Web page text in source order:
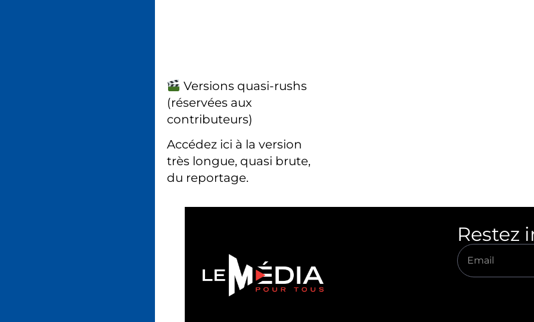
Versions quasi-rushs
(réservées aux
contributeurs)
Accédez ici à la version
très longue, quasi brute,
du reportage.
Restez